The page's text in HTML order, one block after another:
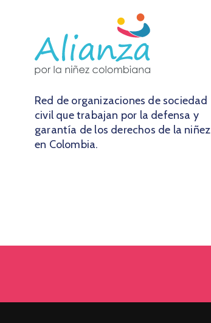
Red de organizaciones de sociedad
civil que trabajan por la defensa y
garantía de los derechos de la niñez
en Colombia.